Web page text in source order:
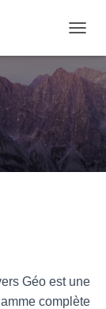
É
P
E
R
L
A
I
O
Géo est une
complète